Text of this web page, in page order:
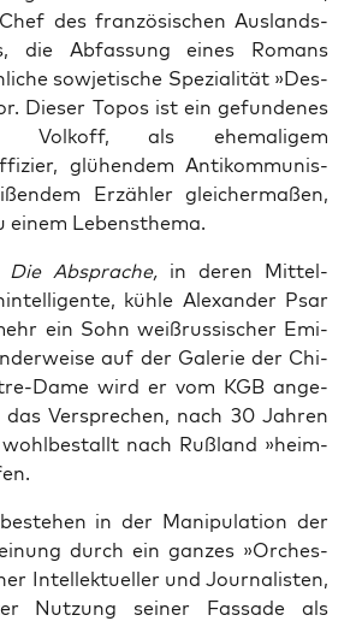
des fran­zö­si­schen Aus­lands­
die Abfas­sung eines Romans
sowje­ti­sche Spe­zia­li­tät »Des­
Die­ser Topos ist ein gefun­de­nes
Vol­koff, als ehe­ma­li­gem
glü­hen­dem Anti­kom­mu­nis­
Erzäh­ler gleicher­maßen,
einem Lebensthema.
Die ­Abspra­che, in deren Mit­tel­
küh­le Alex­an­der Psar
ein Sohn weiß­rus­si­scher Emi­
auf der Gale­rie der Chi­
Dame wird er vom KGB ange­
Ver­spre­chen, nach 30 Jah­ren
nach Ruß­land »heim­
in der Mani­pu­la­ti­on der
durch ein gan­zes »Orches­
Intel­lek­tu­el­ler und Jour­na­lis­ten,
Nut­zung sei­ner Fas­sa­de als